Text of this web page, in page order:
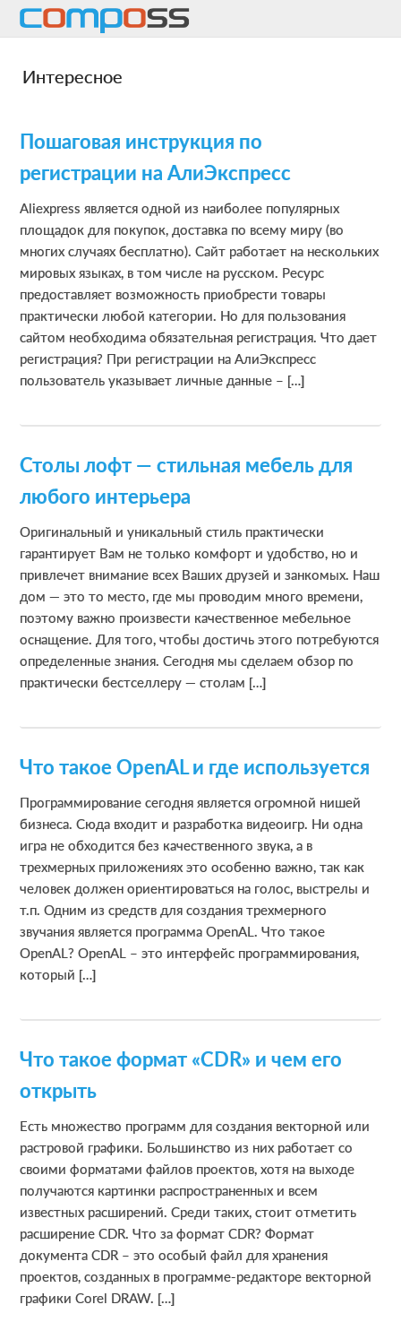
Skip
content
Skip
sidebar
Skip
Интересное
Пошаговая инструкция по
регистрации на АлиЭкспресс
Aliexpress является одной из наиболее популярных
площадок для покупок, доставка по всему миру (во
многих случаях бесплатно). Сайт работает на нескольких
мировых языках, в том числе на русском. Ресурс
предоставляет возможность приобрести товары
практически любой категории. Но для пользования
сайтом необходима обязательная регистрация. Что дает
регистрация? При регистрации на АлиЭкспресс
пользователь указывает личные данные – […]
Столы лофт — стильная мебель для
любого интерьера
Оригинальный и уникальный стиль практически
гарантирует Вам не только комфорт и удобство, но и
привлечет внимание всех Ваших друзей и занкомых. Наш
дом — это то место, где мы проводим много времени,
поэтому важно произвести качественное мебельное
оснащение. Для того, чтобы достичь этого потребуются
определенные знания. Сегодня мы сделаем обзор по
практически бестселлеру — столам […]
Что такое OpenAL и где используется
Программирование сегодня является огромной нишей
бизнеса. Сюда входит и разработка видеоигр. Ни одна
игра не обходится без качественного звука, а в
трехмерных приложениях это особенно важно, так как
человек должен ориентироваться на голос, выстрелы и
т.п. Одним из средств для создания трехмерного
звучания является программа OpenAL. Что такое
OpenAL? OpenAL – это интерфейс программирования,
который […]
Что такое формат «CDR» и чем его
открыть
Есть множество программ для создания векторной или
растровой графики. Большинство из них работает со
своими форматами файлов проектов, хотя на выходе
получаются картинки распространенных и всем
известных расширений. Среди таких, стоит отметить
расширение CDR. Что за формат CDR? Формат
документа CDR – это особый файл для хранения
проектов, созданных в программе-редакторе векторной
графики Corel DRAW. […]